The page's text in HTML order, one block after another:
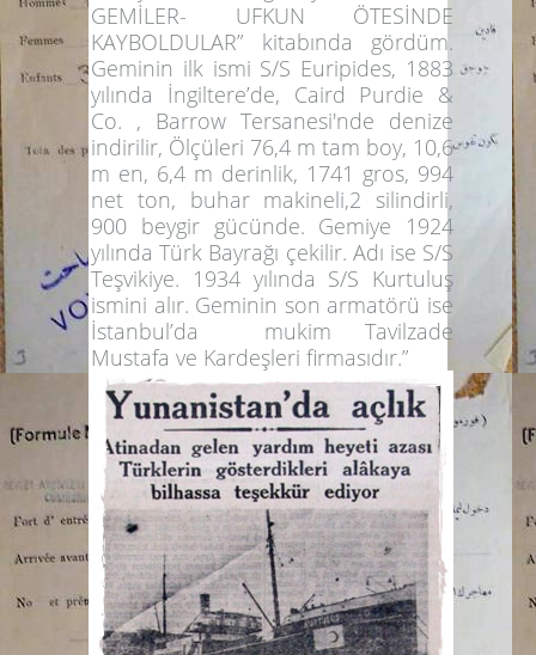
GEMİLER- UFKUN ÖTESİNDE
KAYBOLDULAR” kitabında gördüm.
Geminin ilk ismi S/S Euripides, 1883
yılında İngiltere’de, Caird Purdie &
Co. , Barrow Tersanesi'nde denize
indirilir, Ölçüleri 76,4 m tam boy, 10,6
m en, 6,4 m derinlik, 1741 gros, 994
net ton, buhar makineli,2 silindirli,
900 beygir gücünde. Gemiye 1924
yılında Türk Bayrağı çekilir. Adı ise S/S
Teşvikiye. 1934 yılında S/S Kurtuluş
ismini alır. Geminin son armatörü ise
İstanbul’da mukim Tavilzade
Mustafa ve Kardeşleri firmasıdır.”